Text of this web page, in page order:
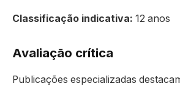
Classificação indicativa: 12 anos
Avaliação crítica
Publicações especializadas